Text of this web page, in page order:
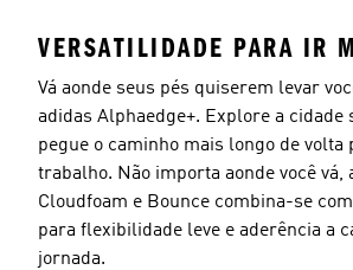
VERSATILIDADE PARA IR
Vá aonde seus pés quiserem levar
adidas Alphaedge+. Explore a cidade
pegue o caminho mais longo de volta
trabalho. Não importa aonde você vá,
Cloudfoam e Bounce combina-se
para flexibilidade leve e aderência a
jornada.